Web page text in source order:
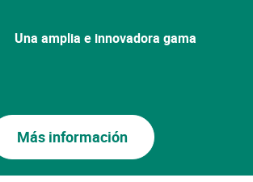
Una amplia e innovadora gama
Más información